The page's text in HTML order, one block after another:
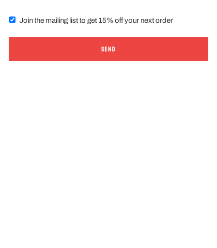
Join the mailing list to get 15% off your next order